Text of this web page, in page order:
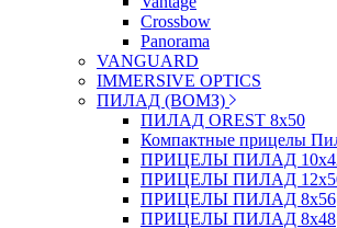
Crossbow
Panorama
VANGUARD
IMMERSIVE OPTICS
ПИЛАД (ВОМЗ)
ПИЛАД OREST 8х50
Компактные прицелы
ПРИЦЕЛЫ ПИЛАД
ПРИЦЕЛЫ ПИЛАД
ПРИЦЕЛЫ ПИЛАД 8х56
ПРИЦЕЛЫ ПИЛАД 8х48